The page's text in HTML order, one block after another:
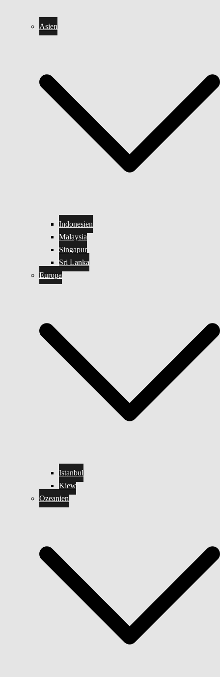
Asien
Indonesien
Malaysia
Singapur
Sri Lanka
Europa
Istanbul
Kiew
Ozeanien